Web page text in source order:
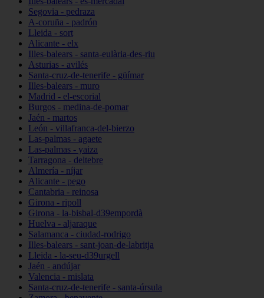
Segovia - pedraza
A-coruña - padrón
Lleida - sort
Alicante - elx
Illes-balears - santa-eulària-des-riu
Asturias - avilés
Santa-cruz-de-tenerife - güímar
Illes-balears - muro
Madrid - el-escorial
Burgos - medina-de-pomar
Jaén - martos
León - villafranca-del-bierzo
Las-palmas - agaete
Las-palmas - yaiza
Tarragona - deltebre
Almería - níjar
Alicante - pego
Cantabria - reinosa
Girona - ripoll
Girona - la-bisbal-d39empordà
Huelva - aljaraque
Salamanca - ciudad-rodrigo
Illes-balears - sant-joan-de-labritja
Lleida - la-seu-d39urgell
Jaén - andújar
Valencia - mislata
Santa-cruz-de-tenerife - santa-úrsula